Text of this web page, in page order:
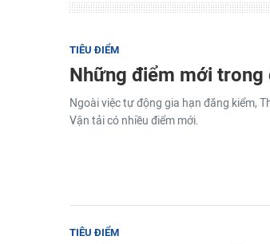
TIÊU ĐIỂM
Những điểm mới trong
Ngoài việc tự động gia hạn đăng kiểm,
Vận tải có nhiều điểm mới.
TIÊU ĐIỂM